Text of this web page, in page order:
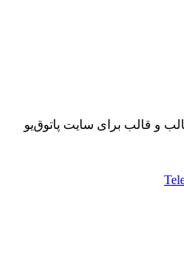
و قالب برای سایت پاتوق‌یو